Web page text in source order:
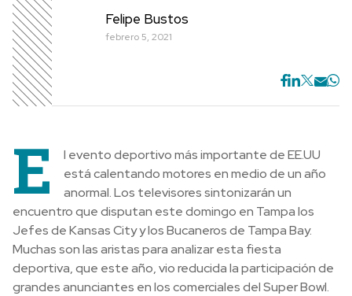
Felipe Bustos
febrero 5, 2021
E
l evento deportivo más importante de EE.UU
está calentando motores en medio de un año
anormal. Los televisores sintonizarán un
encuentro que disputan este domingo en Tampa los
Jefes de Kansas City y los Bucaneros de Tampa Bay.
Muchas son las aristas para analizar esta fiesta
deportiva, que este año, vio reducida la participación de
grandes anunciantes en los comerciales del Super Bowl.